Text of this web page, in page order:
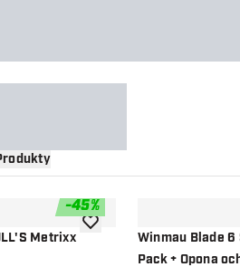
-45%
Metrixx
dodaj do listy życzeń
Winmau Blade
Pack + Opona